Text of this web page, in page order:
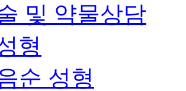
및 약물상담
형
순 성형